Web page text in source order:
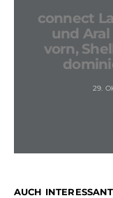
connect
und
vorn,
29.
AUCH